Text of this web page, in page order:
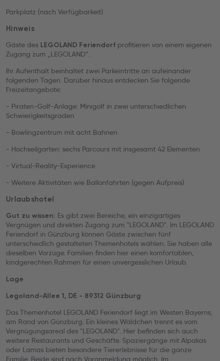
Parkplatz (nach Verfügbarkeit)
Hinweis
Gäste des LEGOLAND Feriendorf profitieren von einem eigenen
Zugang zum „LEGOLAND“.
Ihr Aufenthalt beinhaltet zwei Parkeintritte an aufeinander
folgenden Tagen. Darüber hinaus entdecken Sie folgende
Freizeitangebote:
- Piraten-Golf-Anlage: Minigolf in zwei unterschiedlichen
Schwierigkeitsgraden
- Bowlingzentrum mit acht Bahnen
- Hochseilgarten: sechs Parcours mit insgesamt 42 Elementen
- Virtual-Reality-Experience
- Weitere Aktivitäten wie Ballonfahrten (gegen Aufpreis)
Urlaubshotel
Gut zu wissen: Es gibt zwei Bereiche, ein einzigartiges
Vergnügen und direkten Zugang zum "LEGOLAND". Im LEGOLAND
Feriendorf in Günzburg können Gäste zwischen fünf
unterschiedlich gestalteten Themenhotels wählen. Sie haben alle
dieselben Vorzüge. Familien finden hier einen komfortablen,
kindgerechten Rahmen für einen unvergesslichen Urlaub.
Lage
Legoland-Allee 1, DE - 89312 Günzburg
Das Themenhotel LEGOLAND Feriendorf liegt im Westen Bayerns,
am Rand von Günzburg. Ein kleines Wäldchen trennt es vom
Vergnügungsareal des "LEGOLAND". Hier befinden sich auch
weitere Restaurants und Geschäfte. Spaziergänge mit Alpakas
oder Lamas bieten besondere Tiererlebnisse für die ganze
Familie. Beide sind nach Voranmeldung möglich. Im